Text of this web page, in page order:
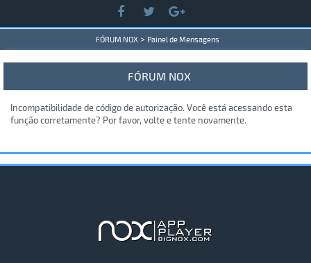
FÓRUM NOX > Painel de Mensagens
FÓRUM NOX
Incompatibilidade de código de autorização. Você está acessando esta
função corretamente? Por favor, volte e tente novamente.